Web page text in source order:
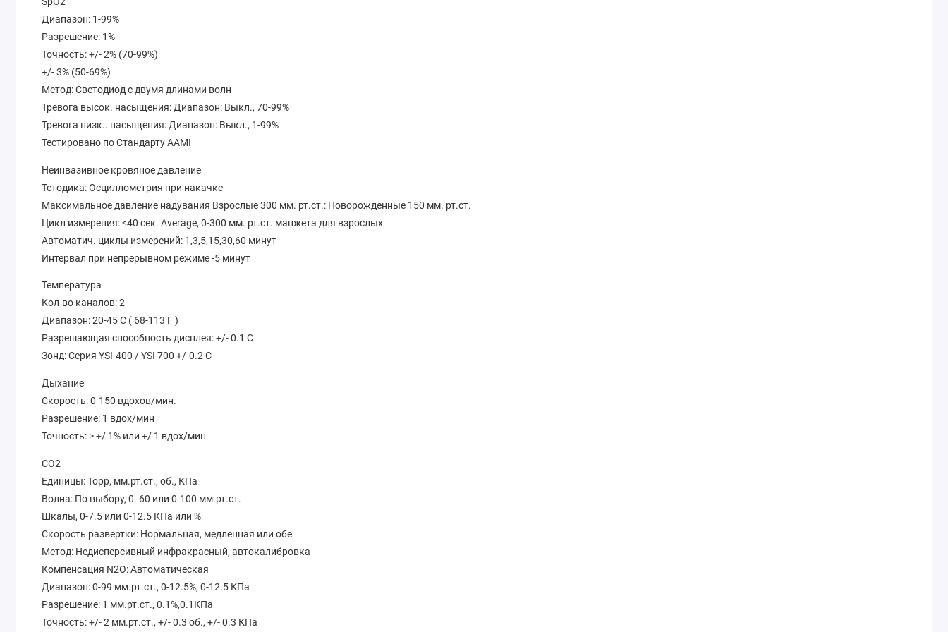
Диапазон: 1-99%
Разрешение: 1%
Точность: +/- 2% (70-99%)
+/- 3% (50-69%)
Метод: Светодиод с двумя длинами волн
Тревога высок. насыщения: Диапазон: Выкл., 70-99%
Тревога низк.. насыщения: Диапазон: Выкл., 1-99%
Тестировано по Стандарту AAMI
Неинвазивное кровяное давление
Тетодика: Осциллометрия при накачке
Максимальное давление надувания Взрослые 300 мм. рт.ст.: Новорожденные 150 мм. рт.ст.
Цикл измерения: <40 сек. Average, 0-300 мм. рт.ст. манжета для взрослых
Автоматич. циклы измерений: 1,3,5,15,30,60 минут
Интервал при непрерывном режиме -5 минут
Температура
Кол-во каналов: 2
Диапазон: 20-45 C ( 68-113 F )
Разрешающая способность дисплея: +/- 0.1 C
Зонд: Серия YSI-400 / YSI 700 +/-0.2 C
Дыхание
Скорость: 0-150 вдохов/мин.
Разрешение: 1 вдох/мин
Точность: > +/ 1% или +/ 1 вдох/мин
CO2
Единицы: Торр, мм.рт.ст., об., КПа
Волна: По выбору, 0 -60 или 0-100 мм.рт.ст.
Шкалы, 0-7.5 или 0-12.5 КПа или %
Скорость развертки: Нормальная, медленная или обе
Метод: Недисперсивный инфракрасный, автокалибровка
Компенсация N2O: Автоматическая
Диапазон: 0-99 мм.рт.ст., 0-12.5%, 0-12.5 КПа
Разрешение: 1 мм.рт.ст., 0.1%,0.1КПа
Точность: +/- 2 мм.рт.ст., +/- 0.3 об., +/- 0.3 КПа